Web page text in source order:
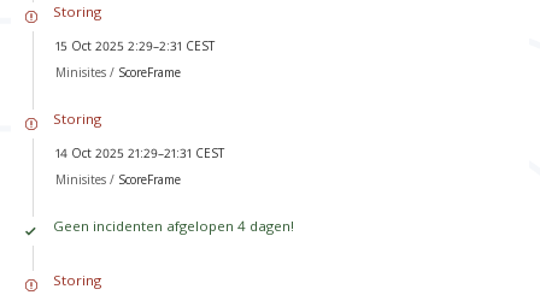
Storing
15 Oct 2025 2:29–2:31 CEST
Minisites / ScoreFrame
Storing
14 Oct 2025 21:29–21:31 CEST
Minisites / ScoreFrame
Geen incidenten afgelopen 4 dagen!
Storing